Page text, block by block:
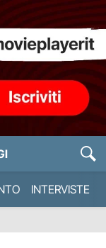
INTERVISTE